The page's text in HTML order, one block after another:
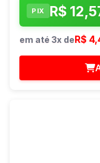
PIX R$
em até 3x deR$